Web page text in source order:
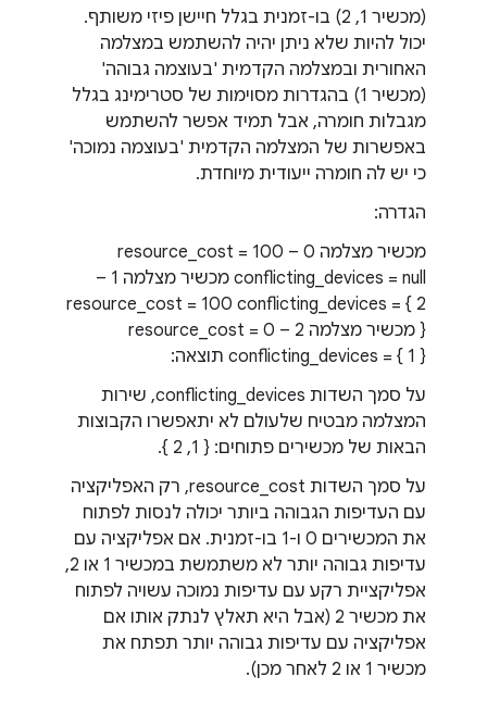
(מכשיר 1, 2) בו-זמנית בגלל חיישן פיזי משותף.
יכול להיות שלא ניתן יהיה להשתמש במצלמה
האחורית ובמצלמה הקדמית 'בעוצמה גבוהה'
(מכשיר 1) בהגדרות מסוימות של סטרימינג בגלל
מגבלות חומרה, אבל תמיד אפשר להשתמש
באפשרות של המצלמה הקדמית 'בעוצמה נמוכה'
כי יש לה חומרה ייעודית מיוחדת.
הגדרה:
מכשיר מצלמה 0 – resource_cost = 100
conflicting_devices = null מכשיר מצלמה 1 –
resource_cost = 100 conflicting_devices = { 2
} מכשיר מצלמה 2 – resource_cost = 0
conflicting_devices = { 1 } תוצאה:
על סמך השדות conflicting_devices, שירות
המצלמה מבטיח שלעולם לא יתאפשרו הקבוצות
הבאות של מכשירים פתוחים: { 1, 2 }.
על סמך השדות resource_cost, רק האפליקציה
עם העדיפות הגבוהה ביותר יכולה לנסות לפתוח
את המכשירים 0 ו-1 בו-זמנית. אם אפליקציה עם
עדיפות גבוהה יותר לא משתמשת במכשיר 1 או 2,
אפליקציית רקע עם עדיפות נמוכה עשויה לפתוח
את מכשיר 2 (אבל היא תאלץ לנתק אותו אם
אפליקציה עם עדיפות גבוהה יותר תפתח את
מכשיר 1 או 2 לאחר מכן).